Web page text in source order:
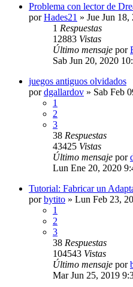
Problema con lector de
porHades21 » Jue Jun
1 Respuestas
12883 Vistas
Último mensaje por
Sab Jun 20, 2020
juegos antiguos olvidados
pordgallardov » Sab Feb
1
2
3
38 Respuestas
43425 Vistas
Último mensaje por
Lun Ene 20, 2020
Tutorial: Fabricar un
porbytito » Lun Feb 23,
1
2
3
38 Respuestas
104543 Vistas
Último mensaje por
Mar Jun 25, 2019